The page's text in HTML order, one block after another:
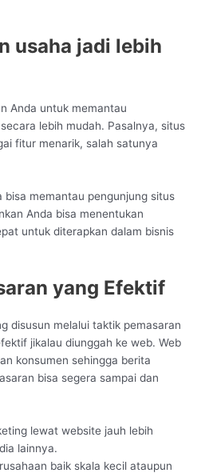
usaha jadi lebih
Anda untuk memantau
lebih mudah. Pasalnya, situs
fitur menarik, salah satunya
memantau pengunjung situs
Anda bisa menentukan
untuk diterapkan dalam bisnis
yang Efektif
disusun melalui taktik pemasaran
jikalau diunggah ke web. Web
konsumen sehingga berita
bisa segera sampai dan
lewat website jauh lebih
lainnya.
baik skala kecil ataupun